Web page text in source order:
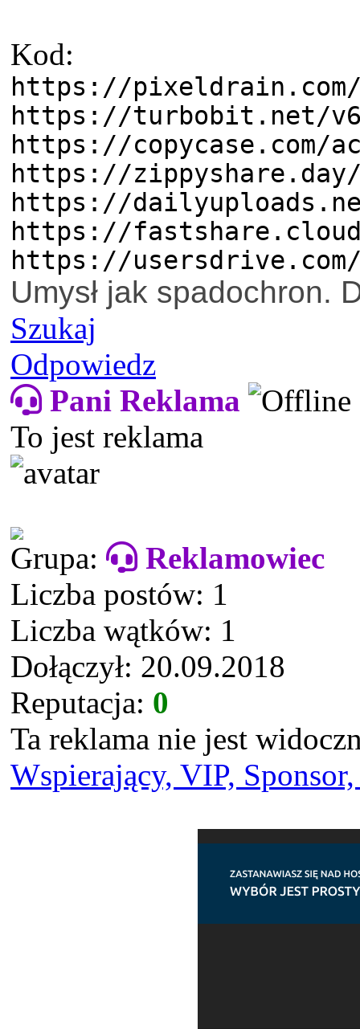
Kod:
https://pixeldrain.com/
https://turbobit.net/
https://copycase.com/
https://zippyshare.day/
https://
https://
https://usersdrive.com/
Umysł jak spadochron.
Szukaj
Odpowiedz
Pani Reklama
To jest reklama
Grupa:
Reklamowiec
Liczba postów: 1
Liczba wątków: 1
Dołączył: 20.09.2018
Reputacja: 0
Ta reklama nie jest
Wspierający, VIP,